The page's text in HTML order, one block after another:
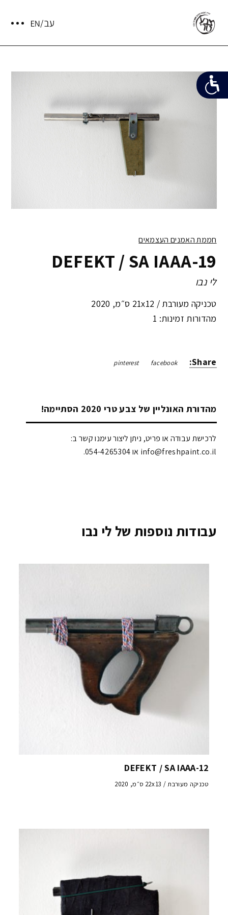
חממת האמנים העצמאים
DEFEKT / SA IAAA-19
לי נבו
טכניקה מעורבת / 21x12 ס״מ ,
מהדורות זמינות: 1
Share:
facebook
pinterest
מהדורת האונליין של צבע טרי 2020 הסתיימה!
לרכישת עבודה או פריט, ניתן ליצור עימנו קשר ב:
info@freshpaint.co.il‏ או 054-4265304.
עבודות נוספות של לי נבו
DEFEKT / SA IAAA-12
טכניקה מעורבת / 22x13 ס״מ, 2020